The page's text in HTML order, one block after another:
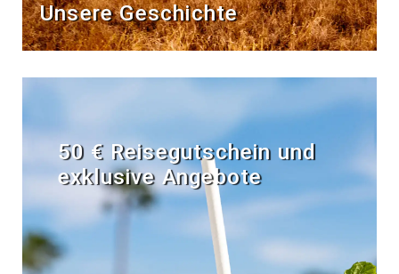
Unsere Geschichte
50 € Reisegutschein und
exklusive Angebote